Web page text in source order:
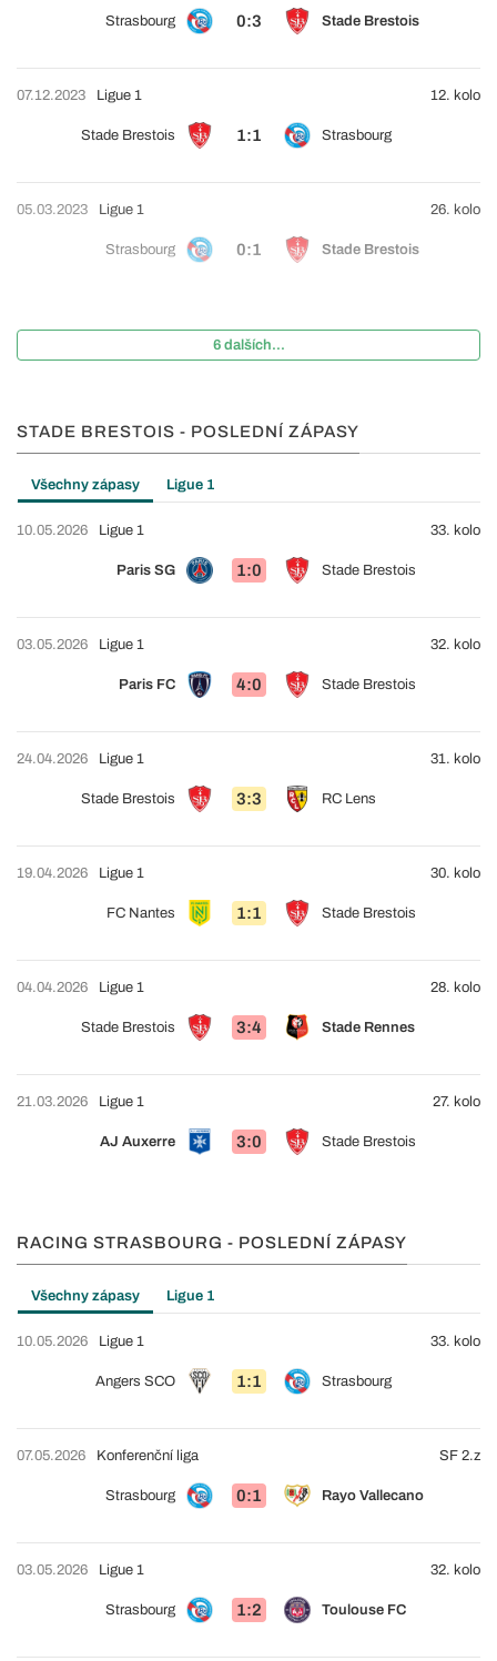
Strasbourg 0:3 Stade Brestois
07.12.2023
Stade Brestois 1:1 Strasbourg
Ligue 1 12. kolo
05.03.2023
Strasbourg 0:1 Stade Brestois
Ligue 1 26. kolo
6 dalších...
STADE BRESTOIS - POSLEDNÍ ZÁPASY
Všechny zápasy Ligue 1
10.05.2026
Paris SG 1:0 Stade Brestois
Ligue 1 33. kolo
03.05.2026
Paris FC 4:0 Stade Brestois
Ligue 1 32. kolo
24.04.2026
Stade Brestois 3:3 RC Lens
Ligue 1 31. kolo
19.04.2026
FC Nantes 1:1 Stade Brestois
Ligue 1 30. kolo
04.04.2026
Stade Brestois 3:4 Stade Rennes
Ligue 1 28. kolo
21.03.2026
AJ Auxerre 3:0 Stade Brestois
Ligue 1 27. kolo
RACING STRASBOURG - POSLEDNÍ ZÁPASY
Všechny zápasy Ligue 1
10.05.2026
Angers SCO 1:1 Strasbourg
Ligue 1 33. kolo
07.05.2026
Strasbourg 0:1 Rayo Vallecano
Konferenční liga SF 2.z
03.05.2026
Strasbourg 1:2 Toulouse FC
Ligue 1 32. kolo